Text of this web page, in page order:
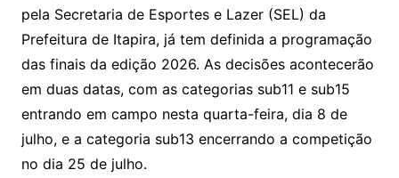
pela Secretaria de Esportes e Lazer (SEL) da
Prefeitura de Itapira, já tem definida a programação
das finais da edição 2026. As decisões acontecerão
em duas datas, com as categorias sub11 e sub15
entrando em campo nesta quarta-feira, dia 8 de
julho, e a categoria sub13 encerrando a competição
no dia 25 de julho.